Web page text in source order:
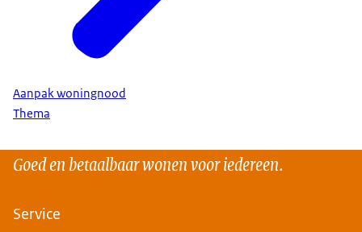
Aanpak woningnood
Thema
Goed en betaalbaar wonen voor iedereen.
Service